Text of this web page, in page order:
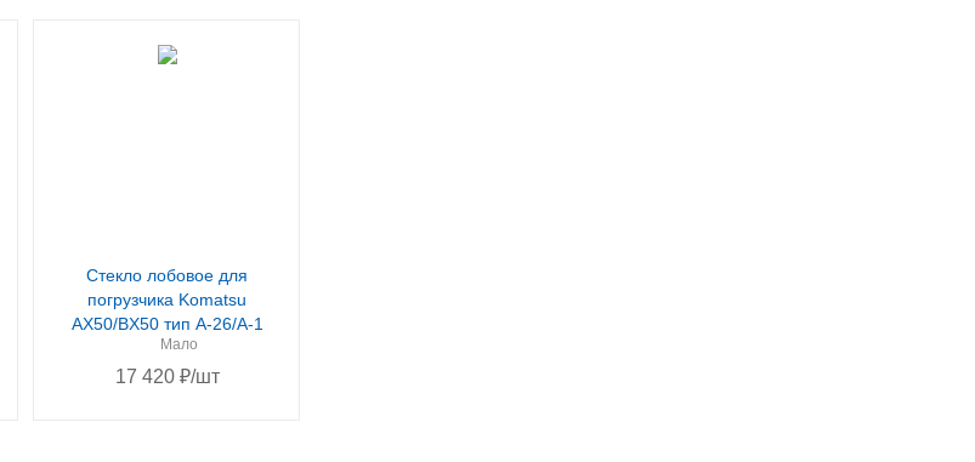
Стекло лобовое для
погрузчика Komatsu
AХ50/BХ50 тип А-26/A-1
Мало
17 420₽/шт